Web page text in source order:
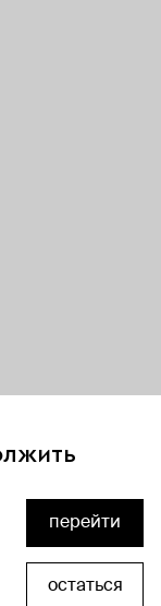
перейти
остаться